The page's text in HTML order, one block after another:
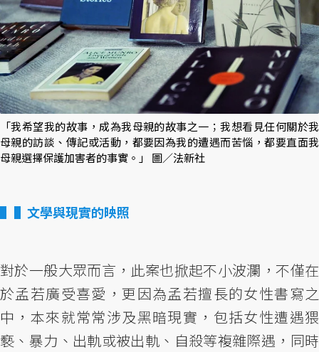
「我希望我的故事，成為我母親的故事之一；我想看見任何關於我
母親的訪談、傳記或活動，都要因為我的遭遇而苦惱，都要直面我
母親選擇保護加害者的事實。」 圖／法新社
▌文學與現實的映照
對於一般大眾而言，此案也掀起不小波瀾，不僅在
於孟若廣受喜愛，更因為孟若擅長的女性書寫之
中，本來就常常涉及黑暗現實，包括女性遭遇猥
褻、暴力、出軌或被出軌、自殺等複雜際遇，同時